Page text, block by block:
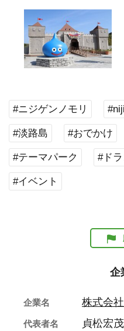
#ニジゲンノモリ
#淡路島 #おでかけ
#テーマパーク #ド
#イベント
企
企業名 株式会
代表者名 貞松宏茂